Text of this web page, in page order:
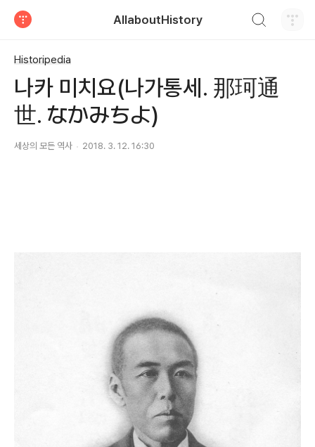
AllaboutHistory
Historipedia
나카 미치요(나가통세. 那珂通
世. なかみちよ)
세상의 모든 역사 2018. 3. 12. 16:30